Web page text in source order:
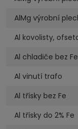
AlMg výrobní
Al kovolisty,
Al chladiče bez
Al vinutí trafo
Al třísky bez Fe
Al třísky do 2% Fe